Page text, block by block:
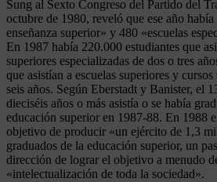
Sung al Sexto Congreso del Partido del
octubre de 1980, reveló que ese año
enseñanza superior» y 480 «escuelas
En 1987 había 220.000 estudiantes que
superiores especializadas de dos o tres
que asistían a escuelas superiores y
seis años. Según Eberstadt y Banister, el
dieciséis años o más asistía o se había
educación superior en 1987-88. En 1988
objetivo de producir «un ejército de 1,3
graduados de la educación superior, un
dirección de lograr el objetivo a menudo
«intelectualización de toda la sociedad».